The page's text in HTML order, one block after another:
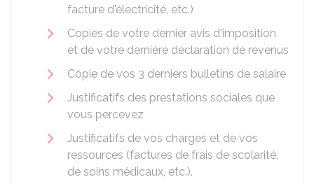
facture d'électricité, etc.)
Copies de votre dernier avis d'imposition
et de votre dernière déclaration de revenus
Copie de vos 3 derniers bulletins de salaire
Justificatifs des prestations sociales que
vous percevez
Justificatifs de vos charges et de vos
ressources (factures de frais de scolarité,
de soins médicaux, etc.).